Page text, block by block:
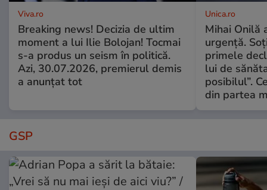
Viva.ro
Breaking news! Decizia de ultim
moment a lui Ilie Bolojan! Tocmai
s-a produs un seism în politică.
Azi, 30.07.2026, premierul demis
a anunțat tot
Unica.ro
Mihai Onilă
urgență.
primele
lui de
posibilul”.
din partea
GSP